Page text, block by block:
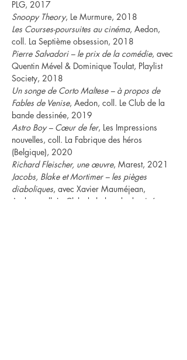
PLG, 2017
Snoopy Theory, Le Murmure, 2018
Les Courses-poursuites au cinéma, Aedon,
coll. La Septième obsession, 2018
Pierre Salvadori – le prix de la comédie, avec
Quentin Mével & Dominique Toulat, Playlist
Society, 2018
Un songe de Corto Maltese – à propos de
Fables de Venise, Aedon, coll. Le Club de la
bande dessinée, 2019
Astro Boy – Cœur de fer, Les Impressions
nouvelles, coll. La Fabrique des héros
(Belgique), 2020
Richard Fleischer, une œuvre, Marest, 2021
Jacobs, Blake et Mortimer – les pièges
diaboliques, avec Xavier Mauméjean,
Aedon, coll. Le Club de la bande dessinée,